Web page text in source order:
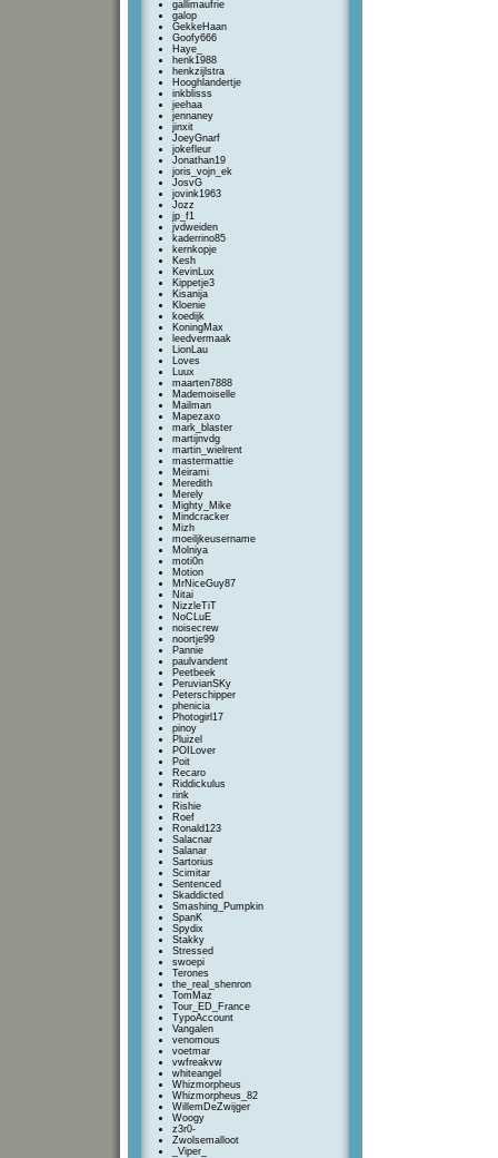
gallimaufrie
galop
GekkeHaan
Goofy666
Haye_
henk1988
henkzijlstra
Hooghlandertje
inkblisss
jeehaa
jennaney
jinxit
JoeyGnarf
jokefleur
Jonathan19
joris_vojn_ek
JosvG
jovink1963
Jozz
jp_f1
jvdweiden
kaderrino85
kernkopje
Kesh
KevinLux
Kippetje3
Kisanija
Kloenie
koedijk
KoningMax
leedvermaak
LionLau
Loves
Luux
maarten7888
Mademoiselle
Mailman
Mapezaxo
mark_blaster
martijnvdg
martin_wielrent
mastermattie
Meirami
Meredith
Merely
Mighty_Mike
Mindcracker
Mizh
moeiljkeusername
Molniya
moti0n
Motion
MrNiceGuy87
Nitai
NizzleTiT
NoCLuE
noisecrew
noortje99
Pannie
paulvandent
Peetbeek
PeruvianSKy
Peterschipper
phenicia
Photogirl17
pinoy
Pluizel
POILover
Poit
Recaro
Riddickulus
rink
Rishie
Roef
Ronald123
Salacnar
Salanar
Sartorius
Scimitar
Sentenced
Skaddicted
Smashing_Pumpkin
SpanK
Spydix
Stakky
Stressed
swoepi
Terones
the_real_shenron
TomMaz
Tour_ED_France
TypoAccount
Vangalen
venomous
voetmar
vwfreakvw
whiteangel
Whizmorpheus
Whizmorpheus_82
WillemDeZwijger
Woogy
z3r0-
Zwolsemalloot
_Viper_